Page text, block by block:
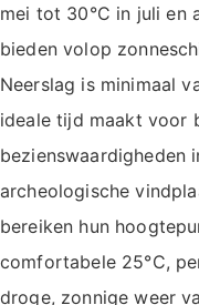
mei tot 30°C in juli en
bieden volop
Neerslag is minimaal
ideale tijd maakt voor
bezienswaardigheden
archeologische
bereiken hun
comfortabele 25°C,
droge, zonnige weer